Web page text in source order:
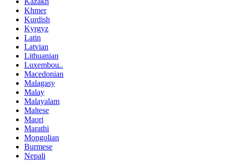
Khmer
Kurdish
Kyrgyz
Latin
Latvian
Lithuanian
Luxembou..
Macedonian
Malagasy
Malay
Malayalam
Maltese
Maori
Marathi
Mongolian
Burmese
Nepali